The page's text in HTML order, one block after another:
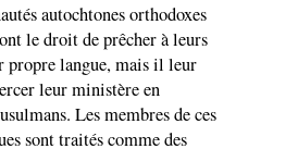
autochtones orthodoxes
le droit de prêcher à leurs
propre langue, mais il leur
leur ministère en
Les membres de ces
sont traités comme des